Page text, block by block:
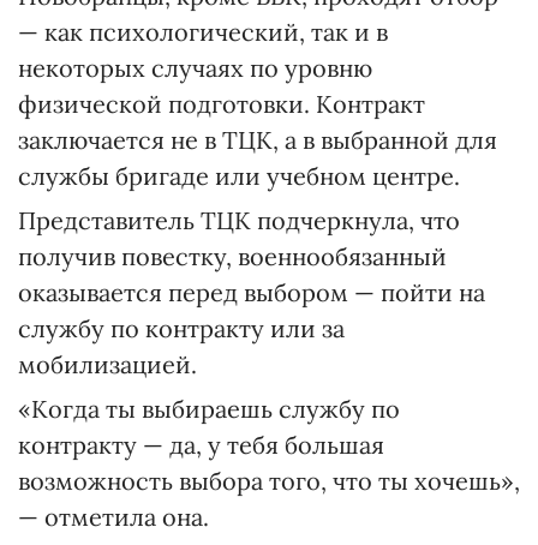
— как психологический, так и в
некоторых случаях по уровню
физической подготовки. Контракт
заключается не в ТЦК, а в выбранной для
службы бригаде или учебном центре.
Представитель ТЦК подчеркнула, что
получив повестку, военнообязанный
оказывается перед выбором — пойти на
службу по контракту или за
мобилизацией.
«Когда ты выбираешь службу по
контракту — да, у тебя большая
возможность выбора того, что ты хочешь»,
— отметила она.